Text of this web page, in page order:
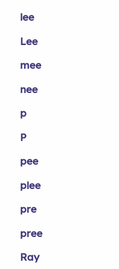
lee
Lee
mee
nee
p
P
pee
plee
pre
pree
Ray